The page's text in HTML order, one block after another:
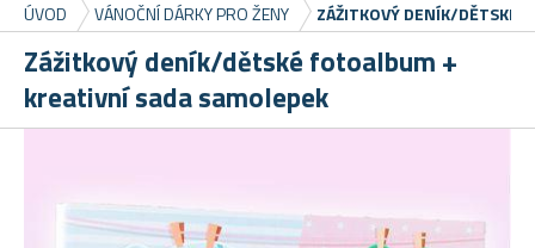
ÚVOD
VÁNOČNÍ DÁRKY PRO ŽENY ZÁŽITKOVÝ DENÍK/DĚTSKÉ
Zážitkový deník/dětské fotoalbum +
kreativní sada samolepek